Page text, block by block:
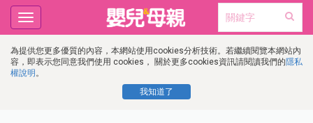
為提供您更多優質的內容，本網站使用cookies分析技術。若繼續閱覽本網站內
容，即表示您同意我們使用 cookies， 關於更多cookies資訊請閱讀我們的隱私
權說明 。
我知道了
Toggle
navigation